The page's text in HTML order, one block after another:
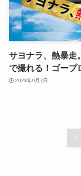
サヨナラ、熱暴走
で撮れる！ゴープ
2023年9月7日
1